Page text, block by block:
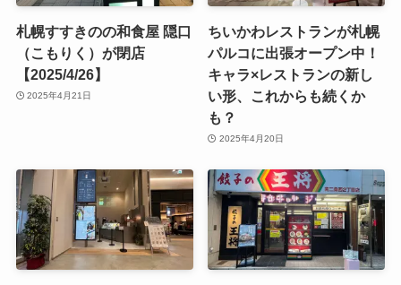
札幌すすきのの和食屋 隠口
（こもりく）が閉店
【2025/4/26】
2025年4月21日
ちいかわレストランが札幌
パルコに出張オープン中！
キャラ×レストランの新し
い形、これからも続くか
も？
2025年4月20日